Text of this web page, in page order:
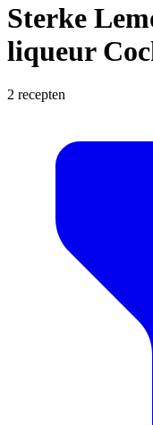
Sterke
liqueur
2 recepten